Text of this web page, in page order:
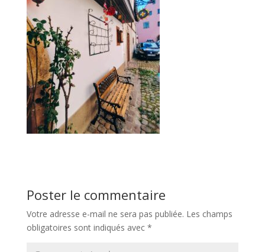
Poster le commentaire
Votre adresse e-mail ne sera pas publiée. Les champs
obligatoires sont indiqués avec *